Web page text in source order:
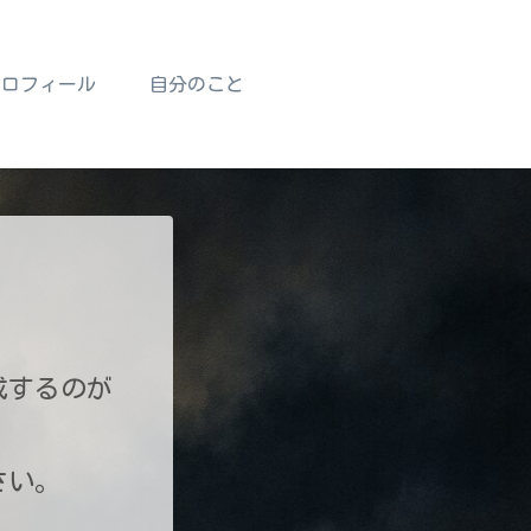
フィール 自分のこと
するのが
。